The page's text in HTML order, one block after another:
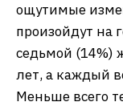
ощутимые
произойдут на
седьмой (14%)
лет, а каждый
Меньше всего